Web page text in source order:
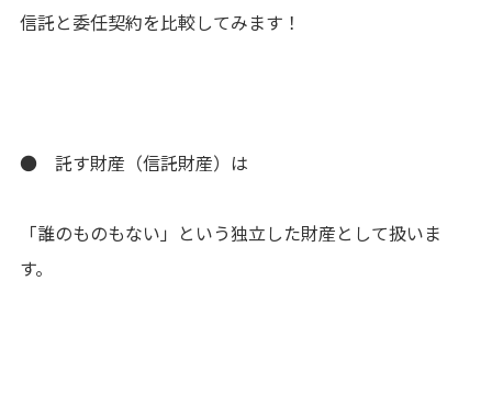
信託と委任契約を比較してみます！
● 託す財産（信託財産）は
「誰のものもない」という独立した財産として扱いま
す。